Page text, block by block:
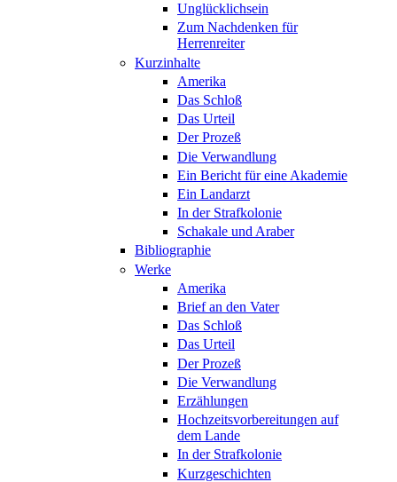
Unglücklichsein
Zum Nachdenken für
Herrenreiter
Kurzinhalte
Amerika
Das Schloß
Das Urteil
Der Prozeß
Die Verwandlung
Ein Bericht für eine Akademie
Ein Landarzt
In der Strafkolonie
Schakale und Araber
Bibliographie
Werke
Amerika
Brief an den Vater
Das Schloß
Das Urteil
Der Prozeß
Die Verwandlung
Erzählungen
Hochzeitsvorbereitungen auf
dem Lande
In der Strafkolonie
Kurzgeschichten